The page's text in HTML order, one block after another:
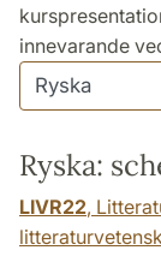
innevarande
Ryska:
LIVR22,